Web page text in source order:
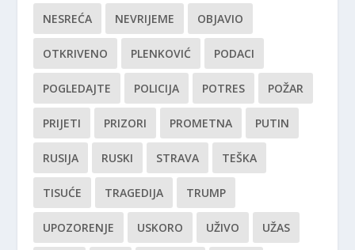
NESREĆA NEVRIJEME OBJAVIO
OTKRIVENO PLENKOVIĆ PODACI
POGLEDAJTE POLICIJA POTRES POŽAR
PRIJETI PRIZORI PROMETNA PUTIN
RUSIJA RUSKI STRAVA TEŠKA
TISUĆE TRAGEDIJA TRUMP
UPOZORENJE USKORO UŽIVO UŽAS